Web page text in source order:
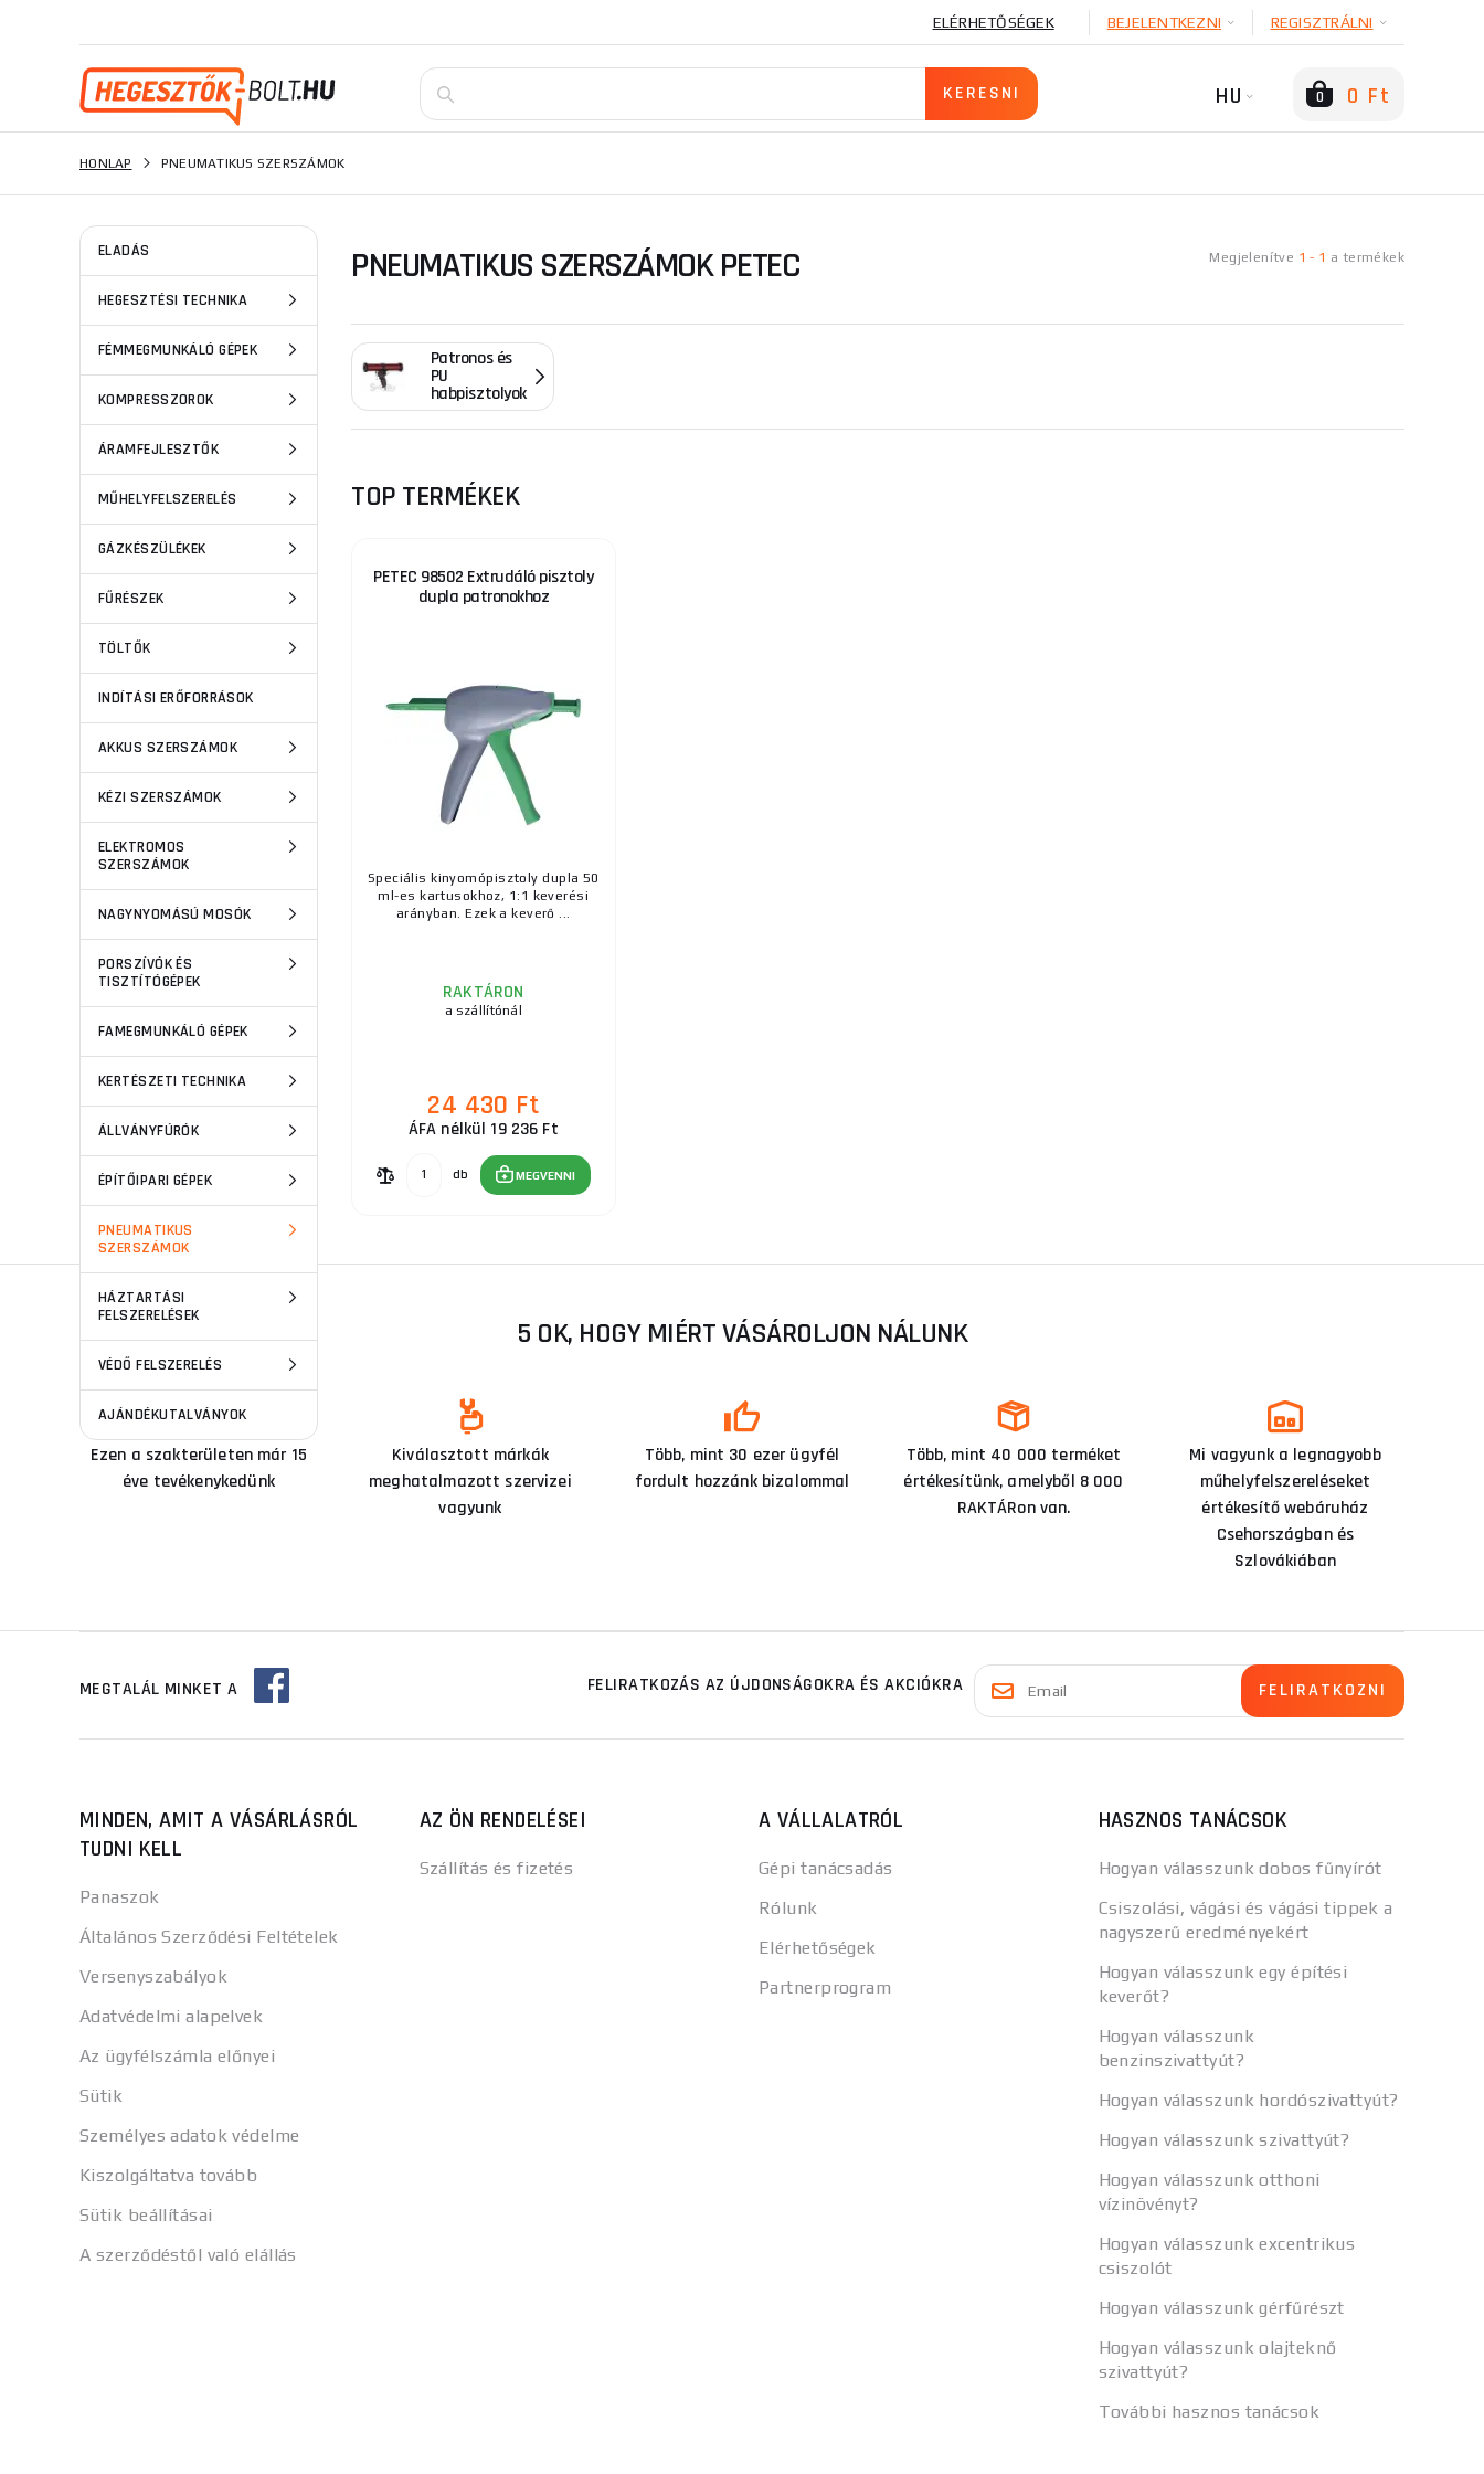
ELÉRHETŐSÉGEK BEJELENTKEZNI REGISZTRÁLNI
HU 0 0 Ft
ELADÁS
HEGESZTÉSI TECHNIKA
FÉMMEGMUNKÁLÓ GÉPEK
KOMPRESSZOROK
ÁRAMFEJLESZTŐK
MŰHELYFELSZERELÉS
GÁZKÉSZÜLÉKEK
FŰRÉSZEK
TÖLTŐK
INDÍTÁSI ERŐFORRÁSOK
AKKUS SZERSZÁMOK
KÉZI SZERSZÁMOK
ELEKTROMOS
SZERSZÁMOK
NAGYNYOMÁSÚ MOSÓK
PORSZÍVÓK ÉS
TISZTÍTÓGÉPEK
FAMEGMUNKÁLÓ GÉPEK
KERTÉSZETI TECHNIKA
ÁLLVÁNYFÚRÓK
ÉPÍTŐIPARI GÉPEK
PNEUMATIKUS
SZERSZÁMOK
HÁZTARTÁSI
FELSZERELÉSEK
VÉDŐ FELSZERELÉS
AJÁNDÉKUTALVÁNYOK
HONLAP PNEUMATIKUS SZERSZÁMOK
Megjelenítve 1 - 1 a termékek
PNEUMATIKUS SZERSZÁMOK PETEC
Patronos és
PU
habpisztolyok
TOP TERMÉKEK
PETEC 98502 Extrudáló pisztoly
dupla patronokhoz
Speciális kinyomópisztoly dupla 50
ml-es kartusokhoz, 1:1 keverési
arányban. Ezek a keverő ...
RAKTÁRON
a szállítónál
24 430 Ft
ÁFA nélkül 19 236 Ft
db MEGVENNI
5 OK, HOGY MIÉRT VÁSÁROLJON NÁLUNK
Ezen a szakterületen már 15
éve tevékenykedünk
Kiválasztott márkák
meghatalmazott szervizei
vagyunk
Több, mint 30 ezer ügyfél
fordult hozzánk bizalommal
Több, mint 40 000 terméket
értékesítünk, amelyből 8 000
RAKTÁRon van.
Mi vagyunk a legnagyobb
műhelyfelszereléseket
értékesítő webáruház
Csehországban és
Szlovákiában
MEGTALÁL MINKET A FELIRATKOZÁS AZ ÚJDONSÁGOKRA ÉS AKCIÓKRA
MINDEN, AMIT A VÁSÁRLÁSRÓL
TUDNI KELL
Panaszok
Általános Szerződési Feltételek
Versenyszabályok
Adatvédelmi alapelvek
Az ügyfélszámla előnyei
Sütik
Személyes adatok védelme
Kiszolgáltatva tovább
Sütik beállításai
A szerződéstől való elállás
AZ ÖN RENDELÉSEI
Szállítás és fizetés
A VÁLLALATRÓL
Gépi tanácsadás
Rólunk
Elérhetőségek
Partnerprogram
HASZNOS TANÁCSOK
Hogyan válasszunk dobos fűnyírót
Csiszolási, vágási és vágási tippek a
nagyszerű eredményekért
Hogyan válasszunk egy építési
keverőt?
Hogyan válasszunk
benzinszivattyút?
Hogyan válasszunk hordószivattyút?
Hogyan válasszunk szivattyút?
Hogyan válasszunk otthoni
vízinövényt?
Hogyan válasszunk excentrikus
csiszolót
Hogyan válasszunk gérfűrészt
Hogyan válasszunk olajteknő
szivattyút?
További hasznos tanácsok